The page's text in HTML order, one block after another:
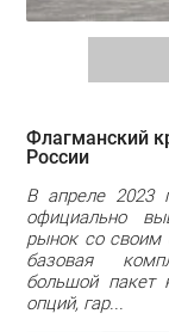
Флагманский
России
В апреле 2023
официально
рынок со своим
базовая
большой пакет
опций, гар...